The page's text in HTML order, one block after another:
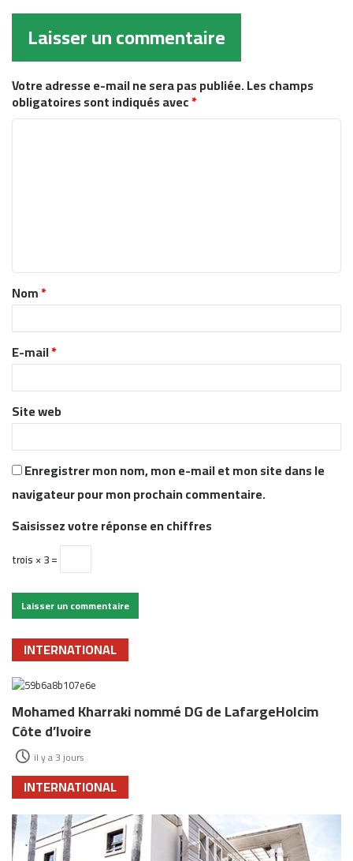
Laisser un commentaire
Votre adresse e-mail ne sera pas publiée.Les champs
obligatoires sont indiqués avec*
t
a
r
e
*
Nom*
E-mail*
Site web
Enregistrer mon nom, mon e-mail et mon site dans le
navigateur pour mon prochain commentaire.
Saisissez votre réponse en chiffres
trois × 3 =
INTERNATIONAL
Mohamed Kharraki nommé DG de LafargeHolcim
Côte d’Ivoire
il y a 3 jours
INTERNATIONAL